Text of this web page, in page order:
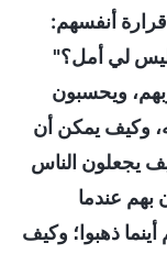
قرارة أنفسهم:
لي أمل؟"
ويحسبون
وكيف يمكن أن
يجعلون الناس
بهم عندما
ذهبوا؛ وكيف